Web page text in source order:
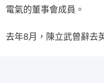
電氣的董事會成員。
去年8月，陳立武曾辭去